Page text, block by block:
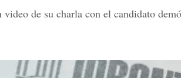
de su charla con el candidato